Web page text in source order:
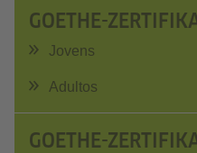
GOETHE-
Jovens
Adultos
GOETHE-